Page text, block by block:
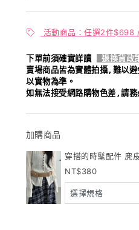
活動商品：任選2件$698
下單前須確實詳讀 退換貨政
賣場商品皆為實體拍攝,難以
以實物為準。
如無法接受網路購物色差,請
加購商品
穿搭的時髦配件 麂
380